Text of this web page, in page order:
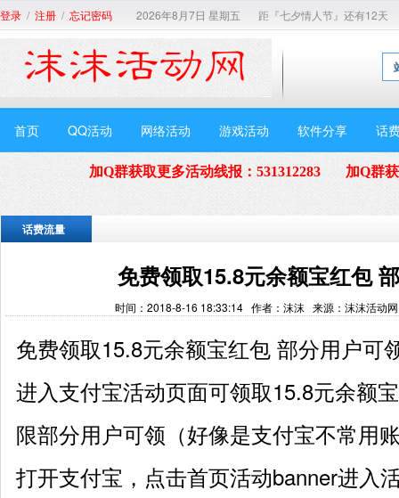
登录 / 注册 / 忘记密码 2026年8月7日 星期五 距『七夕情人节』还有12天
首页 QQ活动 网络活动 游戏活动 软件分享 话
加Q群获取更多活动线报 ： 531312283 加Q群
话费流量
免费领取15.8元余额宝红包
时间：2018-8-16 18:33:14 作者：沫沫 来源：沫沫活动
免费领取15.8元余额宝红包 部分用户可
进入支付宝活动页面可领取15.8元余额
限部分用户可领（好像是支付宝不常用
打开支付宝，点击首页活动banner进入